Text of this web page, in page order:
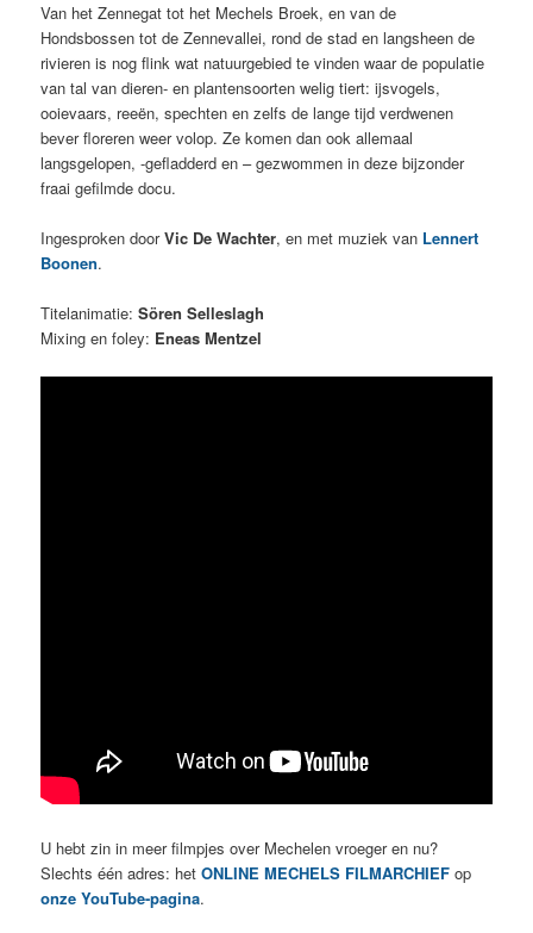
Van het Zennegat tot het Mechels Broek, en van de
Hondsbossen tot de Zennevallei, rond de stad en langsheen de
rivieren is nog flink wat natuurgebied te vinden waar de populatie
van tal van dieren- en plantensoorten welig tiert: ijsvogels,
ooievaars, reeën, spechten en zelfs de lange tijd verdwenen
bever floreren weer volop. Ze komen dan ook allemaal
langsgelopen, -gefladderd en – gezwommen in deze bijzonder
fraai gefilmde docu.
Ingesproken doorVic De Wachter, en met muziek van Lennert
Boonen.
Titelanimatie: Sören Selleslagh
Mixing en foley: Eneas Mentzel
U hebt zin in meer filmpjes over Mechelen vroeger en nu?
Slechts één adres: hetONLINE MECHELS FILMARCHIEFop
onze YouTube-pagina.